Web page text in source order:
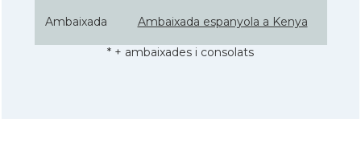
Ambaixada Ambaixada espanyola a Kenya
* + ambaixades i consolats